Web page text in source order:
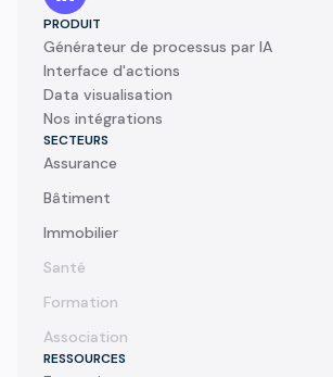
PRODUIT
Générateur de processus par IA
Interface d'actions
Data visualisation
Nos intégrations
SECTEURS
Assurance
Bâtiment
Immobilier
Santé
Formation
Association
RESSOURCES